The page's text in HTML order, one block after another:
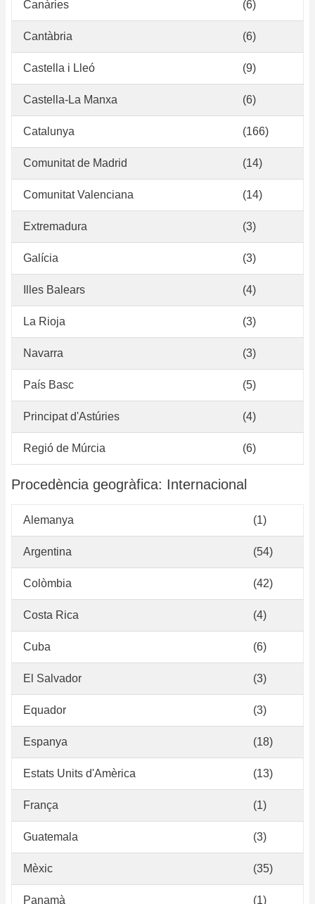
Canàries (6)
Cantàbria (6)
Castella i Lleó (9)
Castella-La Manxa (6)
Catalunya (166)
Comunitat de Madrid (14)
Comunitat Valenciana (14)
Extremadura (3)
Galícia (3)
Illes Balears (4)
La Rioja (3)
Navarra (3)
País Basc (5)
Principat d'Astúries (4)
Regió de Múrcia (6)
Procedència geogràfica: Internacional
Alemanya (1)
Argentina (54)
Colòmbia (42)
Costa Rica (4)
Cuba (6)
El Salvador (3)
Equador (3)
Espanya (18)
Estats Units d'Amèrica (13)
França (1)
Guatemala (3)
Mèxic (35)
Panamà (1)